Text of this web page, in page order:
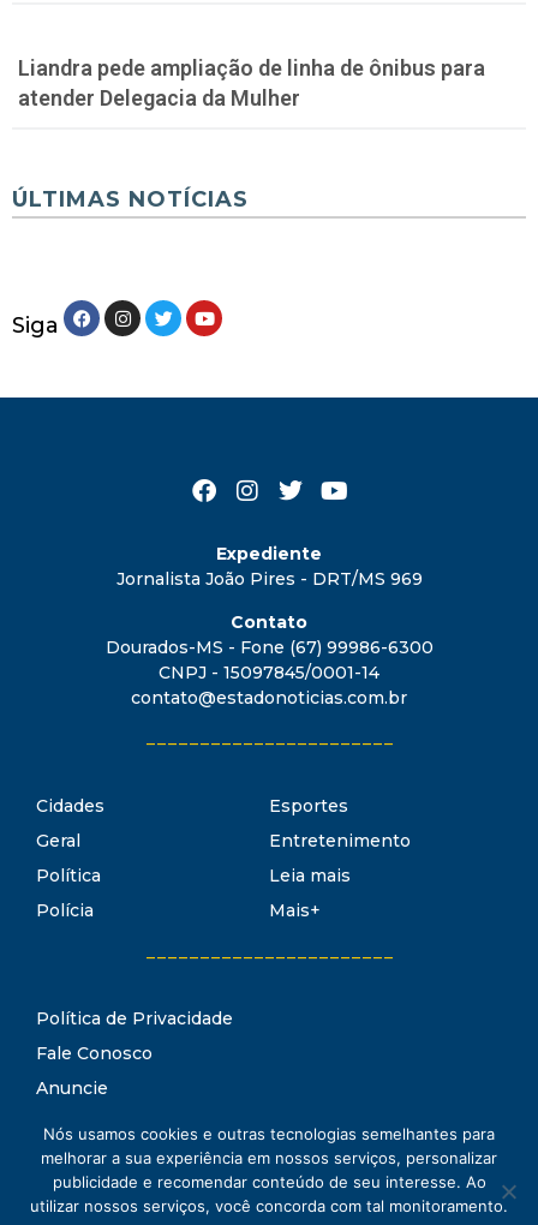
Liandra pede ampliação de linha de ônibus para
atender Delegacia da Mulher
ÚLTIMAS NOTÍCIAS
Siga
Expediente
Jornalista João Pires - DRT/MS 969
Contato
Dourados-MS - Fone (67) 99986-6300
CNPJ - 15097845/0001-14
contato@estadonoticias.com.br
Cidades
Geral
Política
Polícia
Esportes
Entretenimento
Leia mais
Mais+
Política de Privacidade
Fale Conosco
Anuncie
Termos de Uso
Conheça oEstado Notícias
Nós usamos cookies e outras tecnologias semelhantes para
melhorar a sua experiência em nossos serviços, personalizar
publicidade e recomendar conteúdo de seu interesse. Ao
utilizar nossos serviços, você concorda com tal monitoramento.